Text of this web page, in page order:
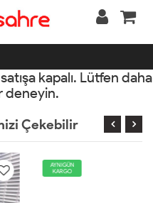
kapalı. Lütfen daha
deneyin.
Çekebilir
AYNIGÜN
KARGO